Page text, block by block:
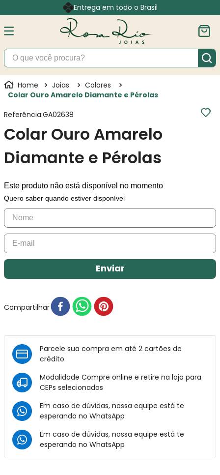
Entrega em todo o Brasil
O que você procura?
Joias
Colares
Colar Ouro Amarelo Diamante e Pérolas
Referência:GA02638
Colar Ouro Amarelo
Diamante e Pérolas
Este produto não está disponível no momento
Quero saber quando estiver disponível
Enviar
Compartilhar
Parcele sua compra em até 2 cartões de
crédito
Modalidade Compre online e retire na loja para
CEPs selecionados
Em caso de dúvidas, nossa equipe está te
esperando no WhatsApp
Em caso de dúvidas, nossa equipe está te
esperando no WhatsApp